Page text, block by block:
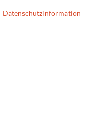
Datenschutzinformation